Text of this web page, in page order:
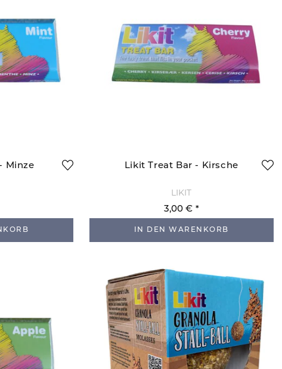
Minze Likit Treat Bar - Kirsche
LIKIT
3,00 €
IN DEN WARENKORB